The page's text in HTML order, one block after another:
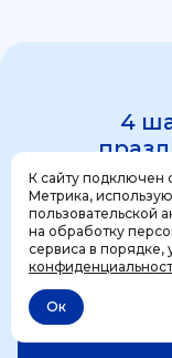
К сайту подключен
Метрика,
пользовательской
на обработку
сервиса в порядке,
Ок
4
1 шаг